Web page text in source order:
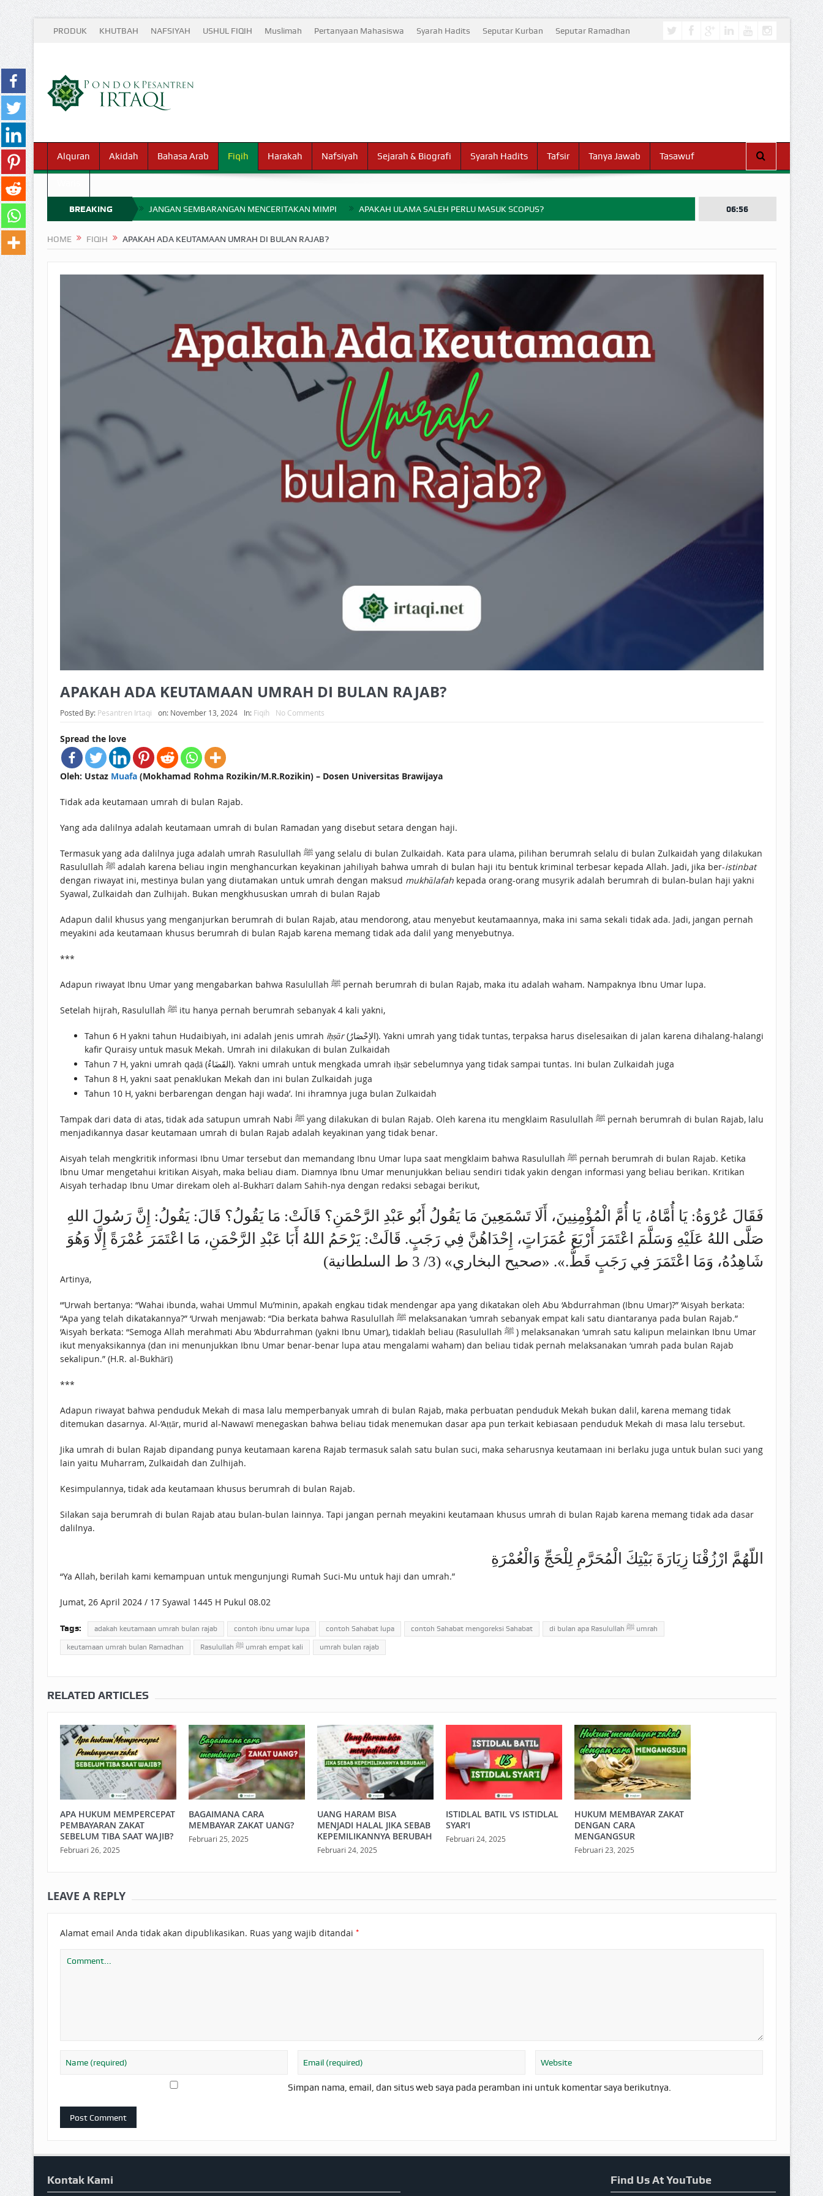
PRODUK KHUTBAH NAFSIYAH USHUL FIQIH Muslimah Pertanyaan Mahasiswa Syarah Hadits Seputar Kurban Seputar Ramadhan
Alquran Akidah Bahasa Arab Fiqih Harakah Nafsiyah Sejarah & Biografi Syarah Hadits Tafsir Tanya Jawab Tasawuf
BREAKING
NEWS
JANGAN SEMBARANGAN MENCERITAKAN MIMPI APAKAH ULAMA SALEH PERLU MASUK SCOPUS?
BAGAIMANA CARA MEMBAYAR ZAKAT UANG? UANG HARAM BISA MENJADI HALAL JIKA SEBAB KEPEMILIKANNYA BERUBAH
HUKUM MEMBAYAR ZAKAT DENGAN CARA MENGANGSUR
HUKUM MEMBAYAR ZAKAT KEPADA KERABAT SENDIRI
06:56
HOME FIQIH APAKAH ADA KEUTAMAAN UMRAH DI BULAN RAJAB?
APAKAH ADA KEUTAMAAN UMRAH DI BULAN RAJAB?
Posted By: Pesantren Irtaqi on: November 13, 2024 In: Fiqih No Comments
Spread the love
Oleh: Ustaz Muafa(Mokhamad Rohma Rozikin/M.R.Rozikin) – Dosen Universitas Brawijaya
Tidak ada keutamaan umrah di bulan Rajab.
Yang ada dalilnya adalah keutamaan umrah di bulan Ramadan yang disebut setara dengan haji.
Termasuk yang ada dalilnya juga adalah umrah Rasulullah ﷺ yang selalu di bulan Zulkaidah. Kata para ulama, pilihan berumrah selalu di bulan Zulkaidah yang dilakukan
Rasulullah ﷺ adalah karena beliau ingin menghancurkan keyakinan jahiliyah bahwa umrah di bulan haji itu bentuk kriminal terbesar kepada Allah. Jadi, jika ber-istinbat
dengan riwayat ini, mestinya bulan yang diutamakan untuk umrah dengan maksud mukhālafahkepada orang-orang musyrik adalah berumrah di bulan-bulan haji yakni
Syawal, Zulkaidah dan Zulhijah. Bukan mengkhususkan umrah di bulan Rajab
Adapun dalil khusus yang menganjurkan berumrah di bulan Rajab, atau mendorong, atau menyebut keutamaannya, maka ini sama sekali tidak ada. Jadi, jangan pernah
meyakini ada keutamaan khusus berumrah di bulan Rajab karena memang tidak ada dalil yang menyebutnya.
***
Adapun riwayat Ibnu Umar yang mengabarkan bahwa Rasulullah ﷺ pernah berumrah di bulan Rajab, maka itu adalah waham. Nampaknya Ibnu Umar lupa.
Setelah hijrah, Rasulullah ﷺ itu hanya pernah berumrah sebanyak 4 kali yakni,
Tahun 6 H yakni tahun Hudaibiyah, ini adalah jenis umrah iḥṣār(الإِحْصَارُ). Yakni umrah yang tidak tuntas, terpaksa harus diselesaikan di jalan karena dihalang-halangi
kafir Quraisy untuk masuk Mekah. Umrah ini dilakukan di bulan Zulkaidah
Tahun 7 H, yakni umrah qaḍā (القَضَاءُ). Yakni umrah untuk mengkada umrah iḥṣār sebelumnya yang tidak sampai tuntas. Ini bulan Zulkaidah juga
Tahun 8 H, yakni saat penaklukan Mekah dan ini bulan Zulkaidah juga
Tahun 10 H, yakni berbarengan dengan haji wada’. Ini ihramnya juga bulan Zulkaidah
Tampak dari data di atas, tidak ada satupun umrah Nabi ﷺ yang dilakukan di bulan Rajab. Oleh karena itu mengklaim Rasulullah ﷺ pernah berumrah di bulan Rajab, lalu
menjadikannya dasar keutamaan umrah di bulan Rajab adalah keyakinan yang tidak benar.
Aisyah telah mengkritik informasi Ibnu Umar tersebut dan memandang Ibnu Umar lupa saat mengklaim bahwa Rasulullah ﷺ pernah berumrah di bulan Rajab. Ketika
Ibnu Umar mengetahui kritikan Aisyah, maka beliau diam. Diamnya Ibnu Umar menunjukkan beliau sendiri tidak yakin dengan informasi yang beliau berikan. Kritikan
Aisyah terhadap Ibnu Umar direkam oleh al-Bukhārī dalam Sahih-nya dengan redaksi sebagai berikut,
فَقَالَ عُرْوَةُ: يَا أُمَّاهُ، يَا أُمَّ الْمُؤْمِنِينَ، ‌أَلَا ‌تَسْمَعِينَ ‌مَا ‌يَقُولُ ‌أَبُو ‌عَبْدِ ‌الرَّحْمَنِ؟ قَالَتْ: مَا يَقُولُ؟ قَالَ: يَقُولُ: إِنَّ رَسُولَ اللهِ
صَلَّى اللهُ عَلَيْهِ وَسَلَّمَ اعْتَمَرَ أَرْبَعَ عُمَرَاتٍ، إِحْدَاهُنَّ فِي رَجَبٍ. قَالَتْ: يَرْحَمُ اللهُ أَبَا عَبْدِ الرَّحْمَنِ، مَا اعْتَمَرَ عُمْرَةً إِلَّا وَهُوَ
شَاهِدُهُ، وَمَا اعْتَمَرَ فِي رَجَبٍ قَطُّ.». «صحيح البخاري» (3/ 3 ط السلطانية)
Artinya,
“’Urwah bertanya: “Wahai ibunda, wahai Ummul Mu’minin, apakah engkau tidak mendengar apa yang dikatakan oleh Abu ‘Abdurrahman (Ibnu Umar)?” ‘Aisyah berkata:
“Apa yang telah dikatakannya?” ‘Urwah menjawab: “Dia berkata bahwa Rasulullah ﷺ melaksanakan ‘umrah sebanyak empat kali satu diantaranya pada bulan Rajab.”
‘Aisyah berkata: “Semoga Allah merahmati Abu ‘Abdurrahman (yakni Ibnu Umar), tidaklah beliau (Rasulullah ﷺ ) melaksanakan ‘umrah satu kalipun melainkan Ibnu Umar
ikut menyaksikannya (dan ini menunjukkan Ibnu Umar benar-benar lupa atau mengalami waham) dan beliau tidak pernah melaksanakan ‘umrah pada bulan Rajab
sekalipun.” (H.R. al-Bukhārī)
***
Adapun riwayat bahwa penduduk Mekah di masa lalu memperbanyak umrah di bulan Rajab, maka perbuatan penduduk Mekah bukan dalil, karena memang tidak
ditemukan dasarnya. Al-‘Aṭṭār, murid al-Nawawī menegaskan bahwa beliau tidak menemukan dasar apa pun terkait kebiasaan penduduk Mekah di masa lalu tersebut.
Jika umrah di bulan Rajab dipandang punya keutamaan karena Rajab termasuk salah satu bulan suci, maka seharusnya keutamaan ini berlaku juga untuk bulan suci yang
lain yaitu Muharram, Zulkaidah dan Zulhijah.
Kesimpulannya, tidak ada keutamaan khusus berumrah di bulan Rajab.
Silakan saja berumrah di bulan Rajab atau bulan-bulan lainnya. Tapi jangan pernah meyakini keutamaan khusus umrah di bulan Rajab karena memang tidak ada dasar
dalilnya.
اللّهُمَّ ارْزُقْنَا زِيَارَةَ بَيْتِكَ الْمُحَرَّمِ لِلْحَجِّ وَالْعُمْرَةِ
“Ya Allah, berilah kami kemampuan untuk mengunjungi Rumah Suci-Mu untuk haji dan umrah.”
Jumat, 26 April 2024 / 17 Syawal 1445 H Pukul 08.02
Tags: adakah keutamaan umrah bulan rajab contoh ibnu umar lupa contoh Sahabat lupa contoh Sahabat mengoreksi Sahabat di bulan apa Rasulullah ﷺ umrah
keutamaan umrah bulan Ramadhan Rasulullah ﷺ umrah empat kali umrah bulan rajab
RELATED ARTICLES
APA HUKUM MEMPERCEPAT
PEMBAYARAN ZAKAT
SEBELUM TIBA SAAT WAJIB?
Februari 26, 2025
BAGAIMANA CARA
MEMBAYAR ZAKAT UANG?
Februari 25, 2025
UANG HARAM BISA
MENJADI HALAL JIKA SEBAB
KEPEMILIKANNYA BERUBAH
Februari 24, 2025
ISTIDLAL BATIL VS ISTIDLAL
SYAR’I
Februari 24, 2025
HUKUM MEMBAYAR ZAKAT
DENGAN CARA
MENGANGSUR
Februari 23, 2025
LEAVE A REPLY
Alamat email Anda tidak akan dipublikasikan. Ruas yang wajib ditandai *
Simpan nama, email, dan situs web saya pada peramban ini untuk komentar saya berikutnya.
Kontak Kami Find Us At YouTube